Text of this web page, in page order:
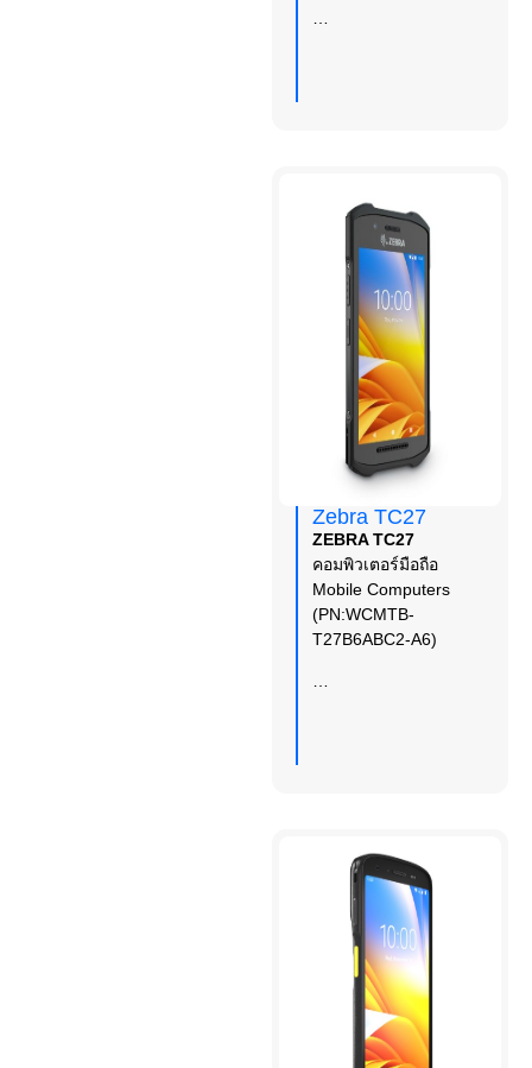
Zebra TC27
ZEBRA TC27
คอมพิวเตอร์มือถือ
Mobile Computers
(PN:WCMTB-
T27B6ABC2-A6)